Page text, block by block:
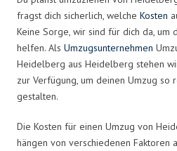
fragst dich sicherlich, welche Kosten
Keine Sorge, wir sind für dich da, um
helfen. Als Umzugsunternehmen
Heidelberg aus Heidelberg stehen
zur Verfügung, um deinen Umzug so
gestalten.
Die Kosten für einen Umzug von
hängen von verschiedenen Faktoren